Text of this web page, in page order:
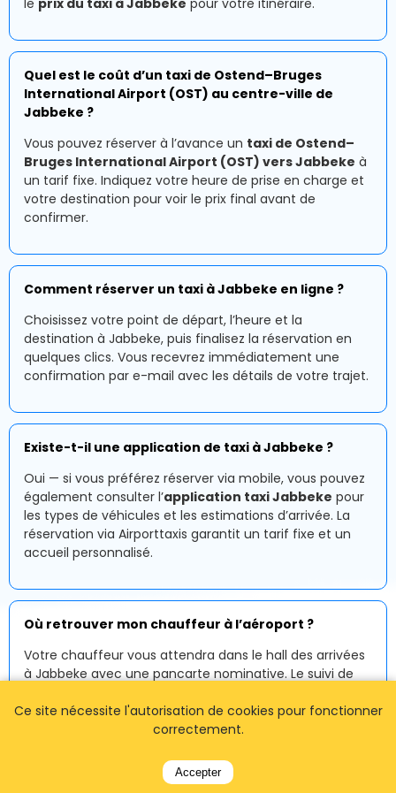
le prix du taxi à Jabbeke pour votre itinéraire.
Quel est le coût d’un taxi de Ostend–Bruges
International Airport (OST) au centre-ville de
Jabbeke ?
Vous pouvez réserver à l’avance un taxi de Ostend–
Bruges International Airport (OST) vers Jabbeke à
un tarif fixe. Indiquez votre heure de prise en charge et
votre destination pour voir le prix final avant de
confirmer.
Comment réserver un taxi à Jabbeke en ligne ?
Choisissez votre point de départ, l’heure et la
destination à Jabbeke, puis finalisez la réservation en
quelques clics. Vous recevrez immédiatement une
confirmation par e-mail avec les détails de votre trajet.
Existe-t-il une application de taxi à Jabbeke ?
Oui — si vous préférez réserver via mobile, vous pouvez
également consulter l’application taxi Jabbeke pour
les types de véhicules et les estimations d’arrivée. La
réservation via Airporttaxis garantit un tarif fixe et un
accueil personnalisé.
Où retrouver mon chauffeur à l’aéroport ?
Votre chauffeur vous attendra dans le hall des arrivées
à Jabbeke avec une pancarte nominative. Le suivi de
en charge en cas de retard.
Le tarif est-il par personne ou par véhicule ?
Ce site nécessite l'autorisation de cookies pour fonctionner
correctement.
Accepter